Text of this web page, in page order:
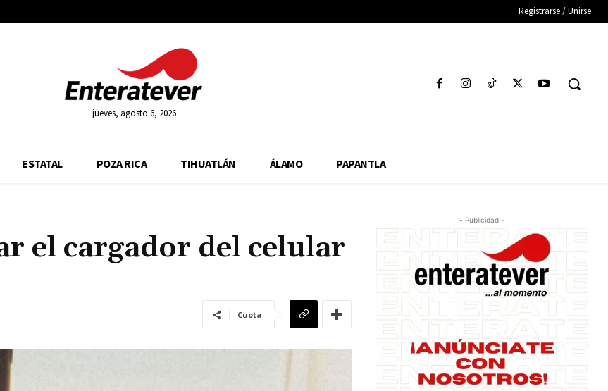
Registrarse / Unirse
jueves, agosto 6, 2026
ESTATAL POZA RICA TIHUATLÁN ÁLAMO PAPANTLA
el cargador del celular
Cuota
- Publicidad -